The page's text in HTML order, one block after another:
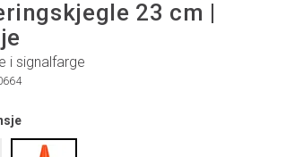
23 cm |
i signalfarge